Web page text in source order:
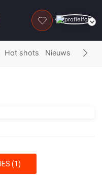
DONEER
Hot shots Nieuws Fails
(1)